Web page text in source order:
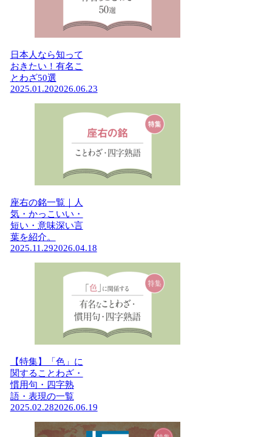
日本人なら知って
おきたい！有名こ
とわざ50選
2025.01.202026.06.23
座右の銘一覧｜人
気・かっこいい・
短い・意味深い言
葉を紹介。
2025.11.292026.04.18
【特集】「色」に
関することわざ・
慣用句・四字熟
語・表現の一覧
2025.02.282026.06.19